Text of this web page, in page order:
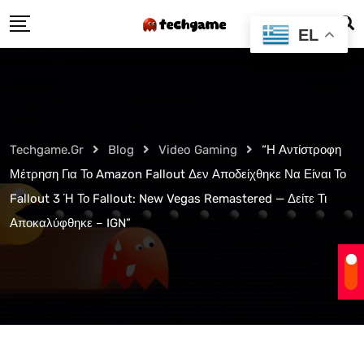
to
Techgame.gr Blog Video Gaming
“Η Αντίστροφη
Μέτρηση Για Το Amazon Fallout Δεν Αποδείχθηκε Να Είναι Το
Fallout 3 Ή Το Fallout: New Vegas Remastered — Δείτε Τι
Αποκαλύφθηκε – IGN”
EL